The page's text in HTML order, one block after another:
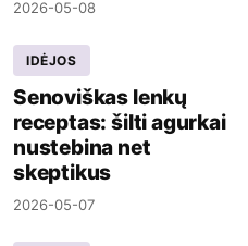
2026-05-08
IDĖJOS
Senoviškas lenkų
receptas: šilti agurkai
nustebina net
skeptikus
2026-05-07